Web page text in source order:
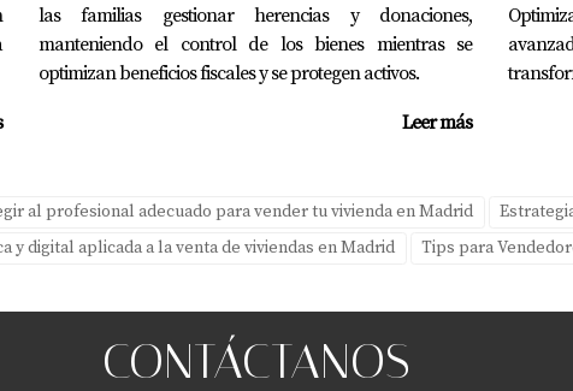
información digital sobre el mundo real, permitiendo
las familias gestionar herencias y donaciones,
manteniendo el control de los bienes mientras se
optimizan beneficios fiscales y se protegen activos.
Leer más
al profesional adecuado para vender tu vivienda en Madrid
y digital aplicada a la venta de viviendas en Madrid Tips para
CONTÁCTANOS